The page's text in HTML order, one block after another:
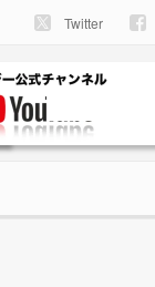
Twitter